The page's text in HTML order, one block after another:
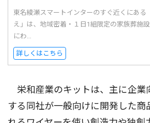
東名綾瀬スマートインターのすぐ近くにある
え」は、地域密着・１日1組限定の家族葬施
にわ...
詳しくはこちら
栄和産業のキットは、主に企業
する同社が一般向けに開発した商